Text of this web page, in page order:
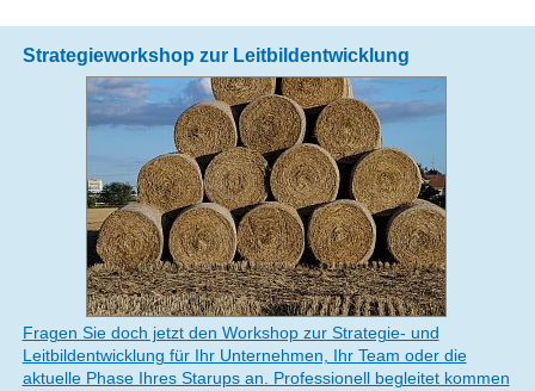
Strategieworkshop zur Leitbildentwicklung
Fragen Sie doch jetzt den Workshop zur Strategie- und
Leitbildentwicklung für Ihr Unternehmen, Ihr Team oder die
aktuelle Phase Ihres Starups an. Professionell begleitet kommen